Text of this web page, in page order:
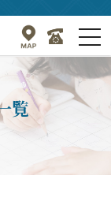
覧